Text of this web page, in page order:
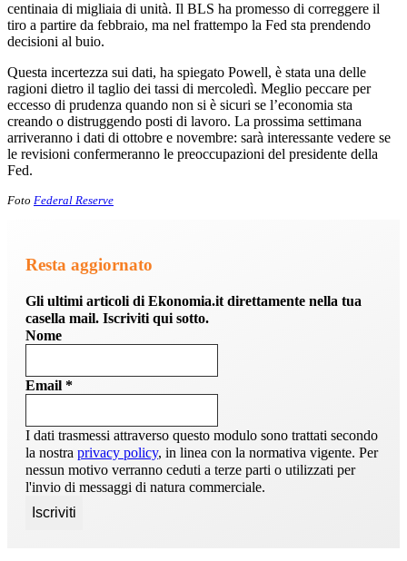
centinaia di migliaia di unità. Il BLS ha promesso di correggere il
tiro a partire da febbraio, ma nel frattempo la Fed sta prendendo
decisioni al buio.
Questa incertezza sui dati, ha spiegato Powell, è stata una delle
ragioni dietro il taglio dei tassi di mercoledì. Meglio peccare per
eccesso di prudenza quando non si è sicuri se l’economia sta
creando o distruggendo posti di lavoro. La prossima settimana
arriveranno i dati di ottobre e novembre: sarà interessante vedere se
le revisioni confermeranno le preoccupazioni del presidente della
Fed.
Foto Federal Reserve
Resta aggiornato
Gli ultimi articoli di Ekonomia.it direttamente nella tua
casella mail. Iscriviti qui sotto.
Nome
Email *
I dati trasmessi attraverso questo modulo sono trattati secondo
la nostra privacy policy, in linea con la normativa vigente. Per
nessun motivo verranno ceduti a terze parti o utilizzati per
l'invio di messaggi di natura commerciale.